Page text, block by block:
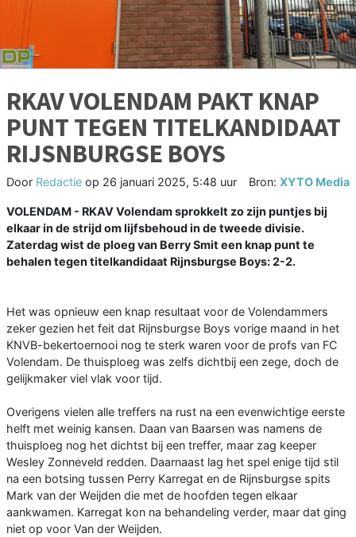
RKAV VOLENDAM PAKT KNAP
PUNT TEGEN TITELKANDIDAAT
RIJSNBURGSE BOYS
Door Redactie op 26 januari 2025, 5:48 uur Bron: XYTO Media
VOLENDAM - RKAV Volendam sprokkelt zo zijn puntjes bij
elkaar in de strijd om lijfsbehoud in de tweede divisie.
Zaterdag wist de ploeg van Berry Smit een knap punt te
behalen tegen titelkandidaat Rijnsburgse Boys: 2-2.
Het was opnieuw een knap resultaat voor de Volendammers
zeker gezien het feit dat Rijnsburgse Boys vorige maand in het
KNVB-bekertoernooi nog te sterk waren voor de profs van FC
Volendam. De thuisploeg was zelfs dichtbij een zege, doch de
gelijkmaker viel vlak voor tijd.
Overigens vielen alle treffers na rust na een evenwichtige eerste
helft met weinig kansen. Daan van Baarsen was namens de
thuisploeg nog het dichtst bij een treffer, maar zag keeper
Wesley Zonneveld redden. Daarnaast lag het spel enige tijd stil
na een botsing tussen Perry Karregat en de Rijnsburgse spits
Mark van der Weijden die met de hoofden tegen elkaar
aankwamen. Karregat kon na behandeling verder, maar dat ging
niet op voor Van der Weijden.